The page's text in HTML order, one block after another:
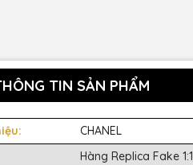
TIN SẢN PHẨM
CHANEL
Hàng Replica Fake 1:1